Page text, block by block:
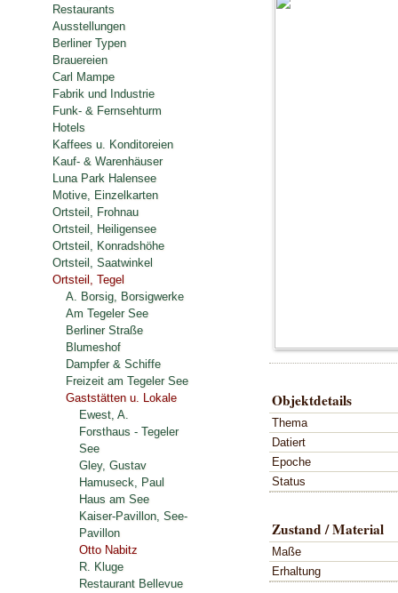
Objektdetails
Thema
Datiert
Epoche
Status
Zustand / Material
Maße
Erhaltung
Restaurants
Ausstellungen
Berliner Typen
Brauereien
Carl Mampe
Fabrik und Industrie
Funk- & Fernsehturm
Hotels
Kaffees u. Konditoreien
Kauf- & Warenhäuser
Luna Park Halensee
Motive, Einzelkarten
Ortsteil, Frohnau
Ortsteil, Heiligensee
Ortsteil, Konradshöhe
Ortsteil, Saatwinkel
Ortsteil, Tegel
A. Borsig, Borsigwerke
Am Tegeler See
Berliner Straße
Blumeshof
Dampfer & Schiffe
Freizeit am Tegeler See
Gaststätten u. Lokale
Ewest, A.
Forsthaus - Tegeler
See
Gley, Gustav
Hamuseck, Paul
Haus am See
Kaiser-Pavillon, See-
Pavillon
Otto Nabitz
R. Kluge
Restaurant Bellevue